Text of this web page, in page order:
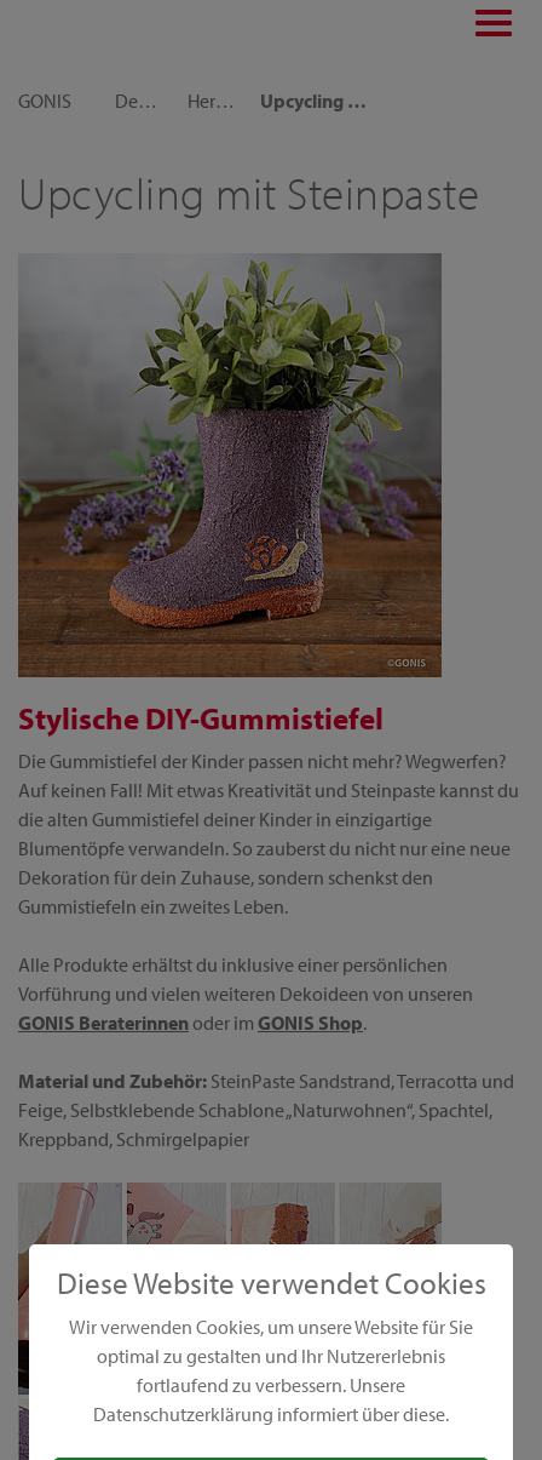
Diese Website verwendet Cookies
Wir verwenden Cookies, um unsere Website für Sie
optimal zu gestalten und Ihr Nutzererlebnis
fortlaufend zu verbessern. Unsere
Datenschutzerklärung informiert über diese.
GONIS
Dekoideen Herbst-Ideen Upcycling mit Steinpaste
Upcycling mit Steinpaste
Stylische DIY-Gummistiefel
Die Gummistiefel der Kinder passen nicht mehr? Wegwerfen?
Auf keinen Fall! Mit etwas Kreativität und Steinpaste kannst du
die alten Gummistiefel deiner Kinder in einzigartige
Blumentöpfe verwandeln. So zauberst du nicht nur eine neue
Dekoration für dein Zuhause, sondern schenkst den
Gummistiefeln ein zweites Leben.
Alle Produkte erhältst du inklusive einer persönlichen
Vorführung und vielen weiteren Dekoideen von unseren
GONIS Beraterinnenoder im GONIS Shop.
Material und Zubehör: SteinPaste Sandstrand, Terracotta und
Feige, Selbstklebende Schablone „Naturwohnen“, Spachtel,
Kreppband, Schmirgelpapier